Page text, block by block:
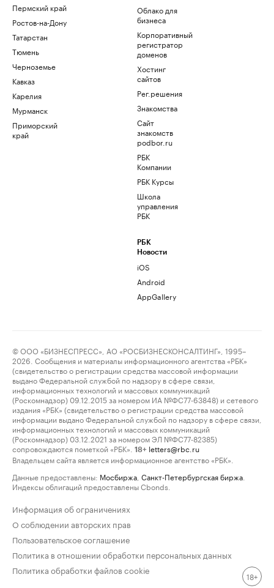
Пермский край
Ростов-на-Дону
Татарстан
Тюмень
Черноземье
Кавказ
Карелия
Мурманск
Приморский
край
Облако для
бизнеса
Корпоративный
регистратор
доменов
Хостинг
сайтов
Рег.решения
Знакомства
Сайт
знакомств
podbor.ru
РБК
Компании
РБК Курсы
Школа
управления
РБК
РБК
Новости
iOS
Android
AppGallery
© ООО «БИЗНЕСПРЕСС», АО «РОСБИЗНЕСКОНСАЛТИНГ», 1995–
2026. Сообщения и материалы информационного агентства «РБК»
(свидетельство о регистрации средства массовой информации
выдано Федеральной службой по надзору в сфере связи,
информационных технологий и массовых коммуникаций
(Роскомнадзор) 09.12.2015 за номером ИА №ФС77-63848) и сетевого
издания «РБК» (свидетельство о регистрации средства массовой
информации выдано Федеральной службой по надзору в сфере связи,
информационных технологий и массовых коммуникаций
(Роскомнадзор) 03.12.2021 за номером ЭЛ №ФС77-82385)
сопровождаются пометкой «РБК».
18+ letters@rbc.ru
Владельцем сайта является информационное агентство «РБК».
Данные предоставлены: Мосбиржа Санкт-Петербургская биржа
Индексы облигаций предоставлены Cbonds.
Информация об ограничениях
О соблюдении авторских прав
Пользовательское соглашение
Политика в отношении обработки персональных данных
Политика обработки файлов cookie
18+